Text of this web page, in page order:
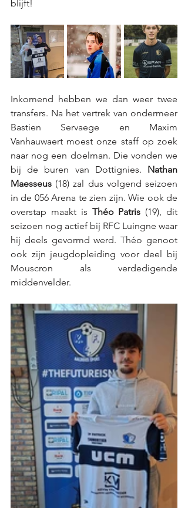
blijft!
Inkomend hebben we dan weer twee
transfers. Na het vertrek van ondermeer
Bastien Servaege en Maxim
Vanhauwaert moest onze staff op zoek
naar nog een doelman. Die vonden we
bij de buren van Dottignies. Nathan
Maesseus (18) zal dus volgend seizoen
in de 056 Arena te zien zijn. Wie ook de
overstap maakt is Théo Patris (19), dit
seizoen nog actief bij RFC Luingne waar
hij deels gevormd werd. Théo genoot
ook zijn jeugdopleiding voor deel bij
Mouscron als verdedigende
middenvelder.